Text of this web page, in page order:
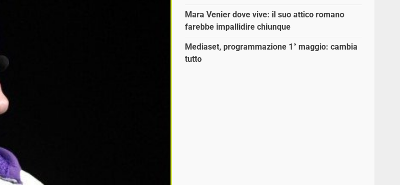
Mara Venier dove vive: il suo attico romano
farebbe impallidire chiunque
Mediaset, programmazione 1° maggio: cambia
tutto